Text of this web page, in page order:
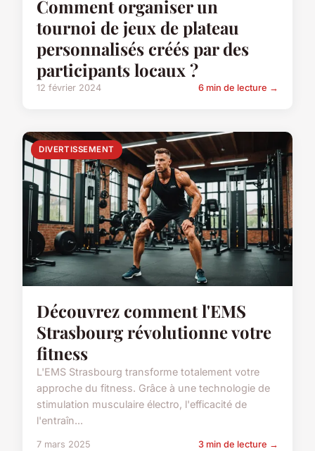
Comment organiser un
tournoi de jeux de plateau
personnalisés créés par des
participants locaux ?
12 février 2024 6 min de lecture →
DIVERTISSEMENT
Découvrez comment l'EMS
Strasbourg révolutionne votre
fitness
L'EMS Strasbourg transforme totalement votre
approche du fitness. Grâce à une technologie de
stimulation musculaire électro, l'efficacité de
l'entraîn...
7 mars 2025 3 min de lecture →